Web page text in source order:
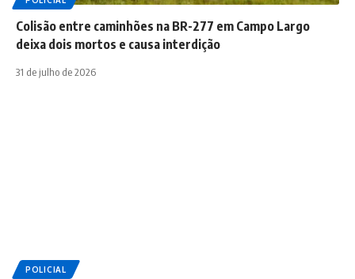
Colisão entre caminhões na BR-277 em Campo Largo
deixa dois mortos e causa interdição
31 de julho de 2026
POLICIAL